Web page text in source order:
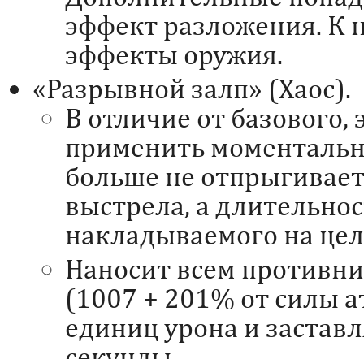
эффект разложения. К
эффекты оружия.
«Разрывной залп» (Хаос).
В отличие от
применить
больше не
выстрела, а
накладываемого на
Наносит всем
(1007 + 201% от силы
единиц урона и